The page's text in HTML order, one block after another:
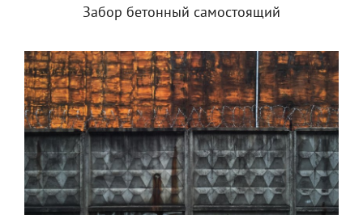
Забор бетонный самостоящий